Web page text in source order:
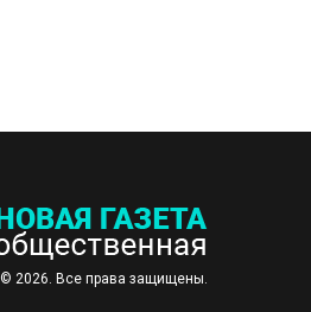
© 2026. Все права защищены.